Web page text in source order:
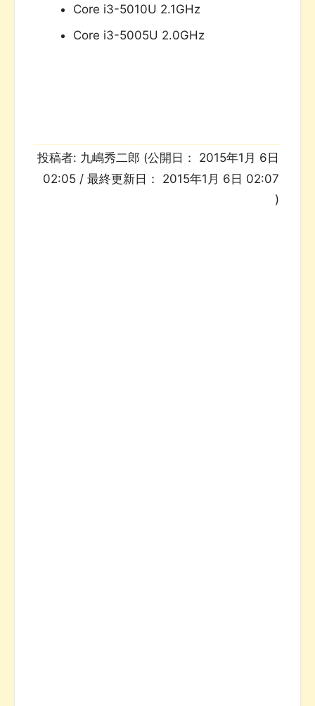
Core i3-5010U 2.1GHz
Core i3-5005U 2.0GHz
投稿者: 九嶋秀二郎 (公開日： 2015年1月 6日
02:05 / 最終更新日： 2015年1月 6日 02:07
)